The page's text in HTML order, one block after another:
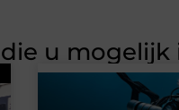
die u mogelijk